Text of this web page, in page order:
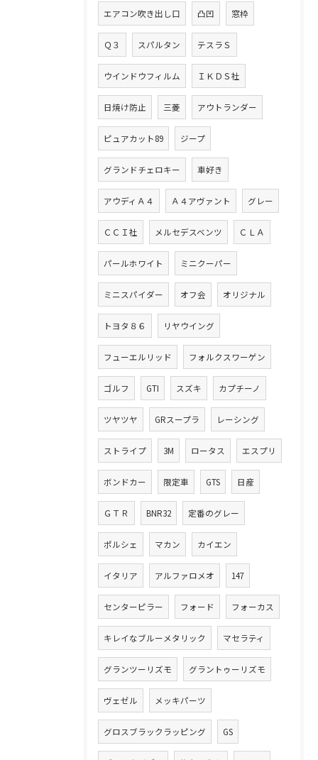
エアコン吹き出し口 凸凹 窓枠
Ｑ３ スパルタン テスラＳ
ウインドウフィルム ＩＫＤＳ社
日焼け防止 三菱 アウトランダー
ピュアカット89 ジープ
グランドチェロキー 車好き
アウディＡ４ Ａ４アヴァント グレー
ＣＣＩ社 メルセデスベンツ ＣＬＡ
パールホワイト ミニクーパー
ミニスパイダー オフ会 オリジナル
トヨタ８６ リヤウイング
フューエルリッド フォルクスワーゲン
ゴルフ GTI スズキ カプチーノ
ツヤツヤ GRスープラ レーシング
ストライプ 3M ロータス エスプリ
ボンドカー 限定車 GTS 日産
ＧＴＲ BNR32 定番のグレー
ポルシェ マカン カイエン
イタリア アルファロメオ 147
センターピラー フォード フォーカス
キレイなブルーメタリック マセラティ
グランツーリズモ グラントゥーリズモ
ヴェゼル メッキパーツ
グロスブラックラッピング GS